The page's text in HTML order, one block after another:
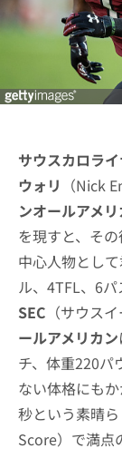
サウスカロラ
ウォリ （Nick
ンオールアメ
を現すと、そ
中心人物とし
ル、4TFL、6
SEC （サウス
ールアメリカン
チ、体重220パ
ない体格にも
秒という素晴
Score）で満点